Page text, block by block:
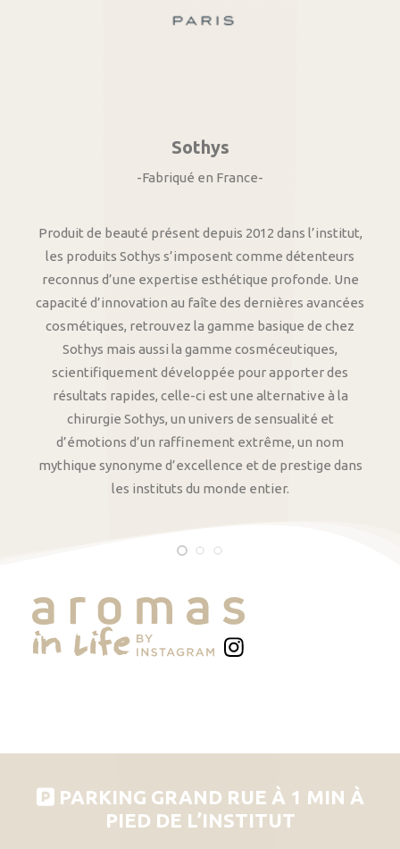
Sothys
-Fabriqué en France-
Produit de beauté présent depuis 2012 dans l’institut,
les produits Sothys s’imposent comme détenteurs
reconnus d’une expertise esthétique profonde. Une
capacité d’innovation au faîte des dernières avancées
cosmétiques, retrouvez la gamme basique de chez
Sothys mais aussi la gamme cosméceutiques,
scientifiquement développée pour apporter des
résultats rapides, celle-ci est une alternative à la
chirurgie Sothys, un univers de sensualité et
d’émotions d’un raffinement extrême, un nom
mythique synonyme d’excellence et de prestige dans
les instituts du monde entier.
PARKING GRAND RUE À 1 MIN À
PIED DE L’INSTITUT